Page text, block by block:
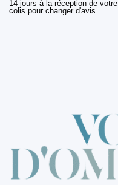
14 jours à la réception de votre
colis pour changer d'avis